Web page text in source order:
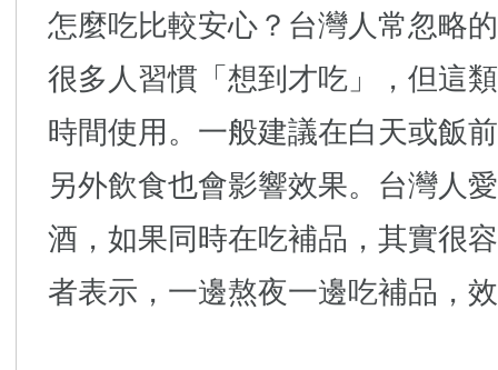
怎麼吃比較安心？台灣人常忽略
很多人習慣「想到才吃」，但這
時間使用。一般建議在白天或飯
另外飲食也會影響效果。台灣人
酒，如果同時在吃補品，其實很
者表示，一邊熬夜一邊吃補品，